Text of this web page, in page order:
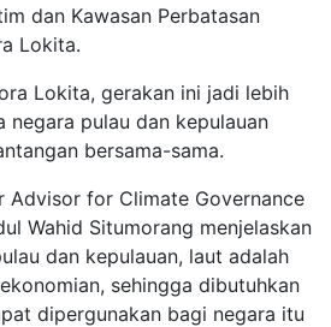
dan Kawasan Perbatasan
Lokita.
Lokita, gerakan ini jadi lebih
negara pulau dan kepulauan
bersama-sama.
Advisor for Climate Governance
Wahid Situmorang menjelaskan
dan kepulauan, laut adalah
sehingga dibutuhkan
dipergunakan bagi negara itu